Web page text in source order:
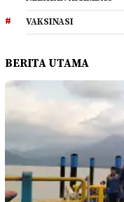
VAKSINASI
BERITA UTAMA